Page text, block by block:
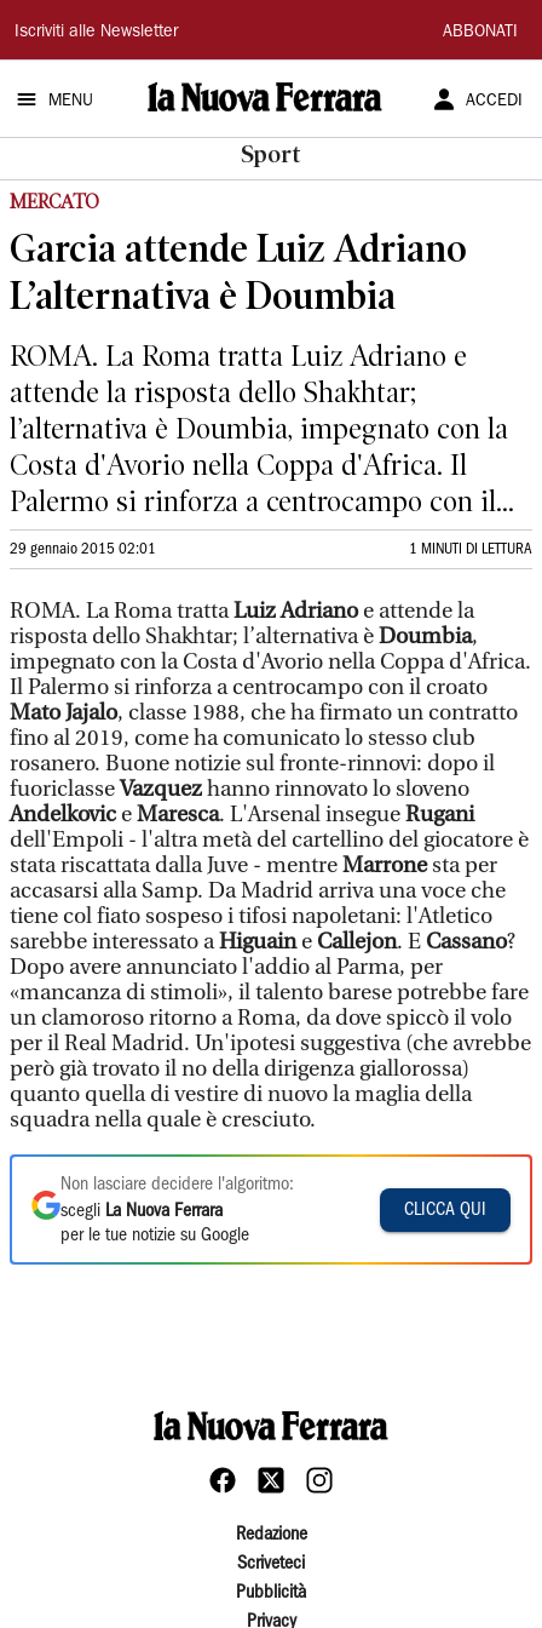
La
Nuova
Ferrara
Iscriviti alle Newsletter ABBONATI
MENU ACCEDI
Sport
MERCATO
Garcia attende Luiz Adriano
L’alternativa è Doumbia
ROMA. La Roma tratta Luiz Adriano e
attende la risposta dello Shakhtar;
l’alternativa è Doumbia, impegnato con la
Costa d'Avorio nella Coppa d'Africa. Il
Palermo si rinforza a centrocampo con il...
29 gennaio 2015 02:01 1 MINUTI DI LETTURA
ROMA. La Roma trattaLuiz Adrianoe attende la
risposta dello Shakhtar; l’alternativa èDoumbia,
impegnato con la Costa d'Avorio nella Coppa d'Africa.
Il Palermo si rinforza a centrocampo con il croato
Mato Jajalo, classe 1988, che ha firmato un contratto
fino al 2019, come ha comunicato lo stesso club
rosanero. Buone notizie sul fronte-rinnovi: dopo il
fuoriclasseVazquezhanno rinnovato lo sloveno
Andelkovic eMaresca. L'Arsenal insegueRugani
dell'Empoli - l'altra metà del cartellino del giocatore è
stata riscattata dalla Juve - mentreMarronesta per
accasarsi alla Samp. Da Madrid arriva una voce che
tiene col fiato sospeso i tifosi napoletani: l'Atletico
sarebbe interessato aHiguaine Callejon. E Cassano?
Dopo avere annunciato l'addio al Parma, per
«mancanza di stimoli», il talento barese potrebbe fare
un clamoroso ritorno a Roma, da dove spiccò il volo
per il Real Madrid. Un'ipotesi suggestiva (che avrebbe
però già trovato il no della dirigenza giallorossa)
quanto quella di vestire di nuovo la maglia della
squadra nella quale è cresciuto.
Non lasciare decidere l'algoritmo:
scegli La Nuova Ferrara
per le tue notizie su Google
CLICCA QUI
Redazione
Scriveteci
Pubblicità
Privacy